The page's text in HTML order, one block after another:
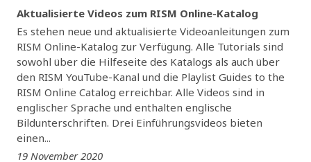
Aktualisierte Videos zum RISM Online-Katalog
Es stehen neue und aktualisierte Videoanleitungen zum
RISM Online-Katalog zur Verfügung. Alle Tutorials sind
sowohl über die Hilfeseite des Katalogs als auch über
den RISM YouTube-Kanal und die Playlist Guides to the
RISM Online Catalog erreichbar. Alle Videos sind in
englischer Sprache und enthalten englische
Bildunterschriften. Drei Einführungsvideos bieten
einen...
19 November 2020